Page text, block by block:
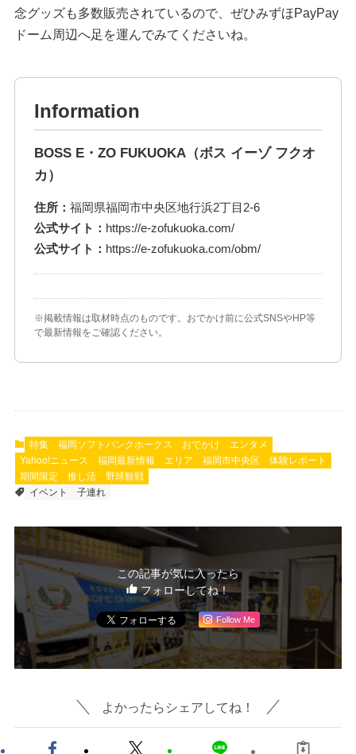
念グッズも多数販売されているので、ぜひみずほPayPay
ドーム周辺へ足を運んでみてくださいね。
Information
BOSS E・ZO FUKUOKA（ボス イーゾ フクオ
カ）
住所： 福岡県福岡市中央区地行浜2丁目2-6
公式サイト： https://e-zofukuoka.com/
公式サイト： https://e-zofukuoka.com/obm/
※掲載情報は取材時点のものです。おでかけ前に公式SNSやHP等
で最新情報をご確認ください。
特集 福岡ソフトバンクホークス おでかけ
エンタメ
Yahoo!ニュース
福岡最新情報 エリア 福岡市中央区
体験レポート
期間限定
推し活
野球観戦
イベント
子連れ
この記事が気に入ったら
フォローしてね！
Follow Me
よかったらシェアしてね！